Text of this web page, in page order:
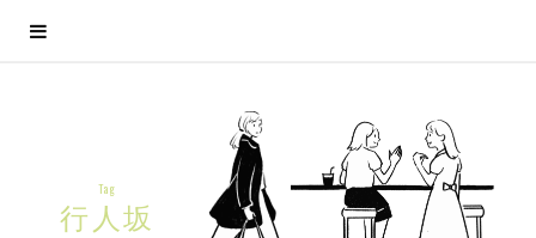
Tag
行人坂